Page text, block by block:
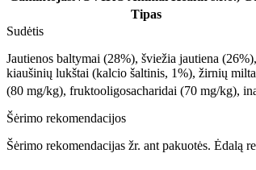
Tipas
Sudėtis
Jautienos baltymai (28%), šviežia jautiena
kiaušinių lukštai (kalcio šaltinis, 1%), žirnių
(80 mg/kg), fruktooligosacharidai (70 mg/kg),
Šėrimo rekomendacijos
Šėrimo rekomendacijas žr. ant pakuotės. Ėdalą